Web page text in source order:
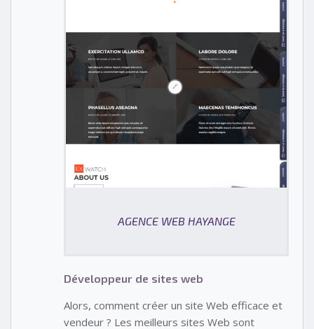
AGENCE WEB HAYANGE
Développeur de sites web
Alors, comment créer un site Web efficace et
vendeur ? Les meilleurs sites Web sont